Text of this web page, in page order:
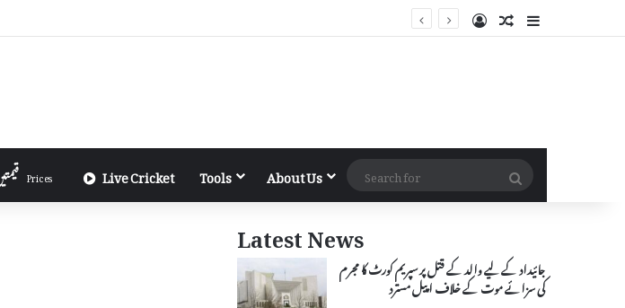
Log InRandom Article
Sidebar
Prices Live Cricket Tools About Us
Search
for
Latest News
جائیداد کے لیے والد کے قتل پر سپریم کورٹ کا مجرم
کی سزائے موت کے خلاف اپیل مسترد